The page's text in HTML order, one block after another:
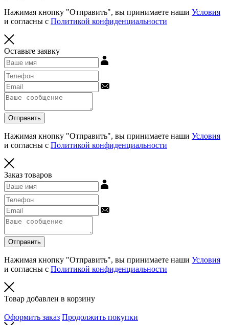
Нажимая кнопку "Отправить", вы принимаете наши Условия
и согласны с Политикой конфиденциальности
Оставьте заявку
Отправить
Нажимая кнопку "Отправить", вы принимаете наши Условия
и согласны с Политикой конфиденциальности
Заказ товаров
Отправить
Нажимая кнопку "Отправить", вы принимаете наши Условия
и согласны с Политикой конфиденциальности
Товар добавлен в корзину
Оформить заказ Продолжить покупки